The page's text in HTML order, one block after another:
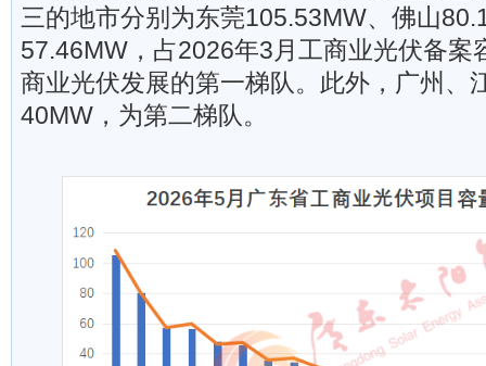
三的地市分别为东莞105.53MW、佛山
57.46MW，占2026年3月工商业光伏备案
商业光伏发展的第一梯队。此外，广州、
40MW，为第二梯队。